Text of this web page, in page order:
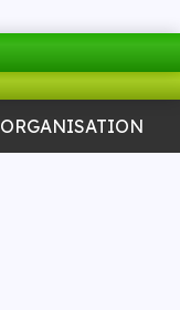
ORGANISATION